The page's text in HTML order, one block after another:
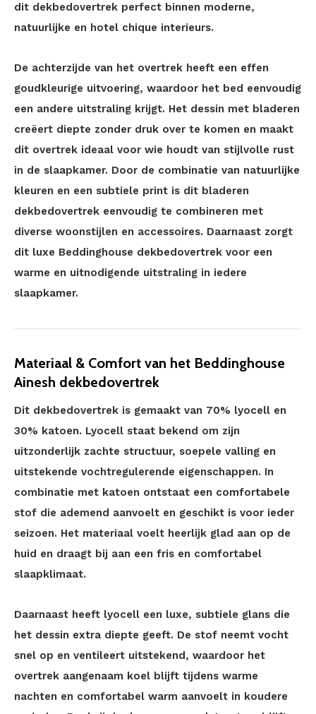
dit dekbedovertrek perfect binnen moderne,
natuurlijke en hotel chique interieurs.
De achterzijde van het overtrek heeft een effen
goudkleurige uitvoering, waardoor het bed eenvoudig
een andere uitstraling krijgt. Het dessin met bladeren
creëert diepte zonder druk over te komen en maakt
dit overtrek ideaal voor wie houdt van stijlvolle rust
in de slaapkamer. Door de combinatie van natuurlijke
kleuren en een subtiele print is dit bladeren
dekbedovertrek eenvoudig te combineren met
diverse woonstijlen en accessoires. Daarnaast zorgt
dit luxe Beddinghouse dekbedovertrek voor een
warme en uitnodigende uitstraling in iedere
slaapkamer.
Materiaal & Comfort van het Beddinghouse
Ainesh dekbedovertrek
Dit dekbedovertrek is gemaakt van 70% lyocell en
30% katoen. Lyocell staat bekend om zijn
uitzonderlijk zachte structuur, soepele valling en
uitstekende vochtregulerende eigenschappen. In
combinatie met katoen ontstaat een comfortabele
stof die ademend aanvoelt en geschikt is voor ieder
seizoen. Het materiaal voelt heerlijk glad aan op de
huid en draagt bij aan een fris en comfortabel
slaapklimaat.
Daarnaast heeft lyocell een luxe, subtiele glans die
het dessin extra diepte geeft. De stof neemt vocht
snel op en ventileert uitstekend, waardoor het
overtrek aangenaam koel blijft tijdens warme
nachten en comfortabel warm aanvoelt in koudere